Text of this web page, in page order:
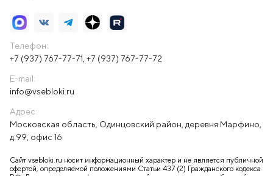
Телефон:
+7 (937) 767-77-71, +7 (937) 767-77-72
E-mail:
info@vsebloki.ru
Адрес:
Московская область, Одинцовский район, деревня Марфино,
д.99, офис 16
Сайт vsebloki.ru носит информационный характер и не является публичной
офертой, определяемой положениями Статьи 437 (2) Гражданского кодекса